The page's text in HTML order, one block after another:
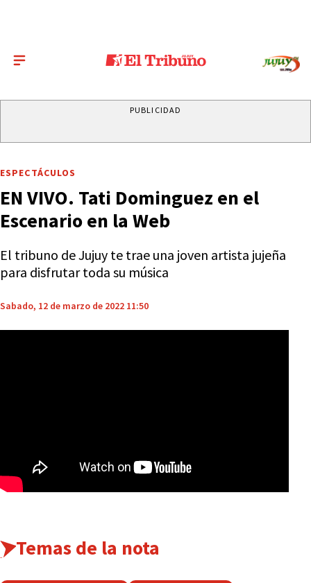
PUBLICIDAD
ESPECTÁCULOS
EN VIVO. Tati Dominguez en el
Escenario en la Web
El tribuno de Jujuy te trae una joven artista jujeña
para disfrutar toda su música
Sabado, 12 de marzo de 2022 11:50
Temas de la nota